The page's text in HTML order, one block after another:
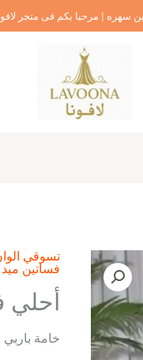
سهره | مرحبا بكم فى متجر
تسوقي
فساتين ميد
أحلي
خامة باربي